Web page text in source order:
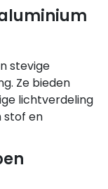
stevige
Ze bieden
lichtverdeling
stof en